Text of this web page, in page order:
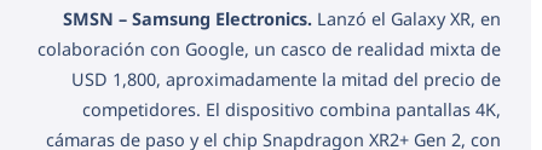
SMSN – Samsung Electronics. Lanzó el Galaxy XR, en
colaboración con Google, un casco de realidad mixta de
USD 1,800, aproximadamente la mitad del precio de
competidores. El dispositivo combina pantallas 4K,
cámaras de paso y el chip Snapdragon XR2+ Gen 2, con